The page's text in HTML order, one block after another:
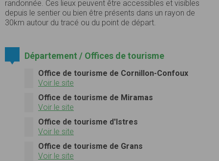
randonnée. Ces lieux peuvent être accessibles et visibles
depuis le sentier ou bien être présents dans un rayon de
30km autour du tracé ou du point de départ.
Département / Offices de tourisme
Office de tourisme de Cornillon-Confoux
Voir le site
Office de tourisme de Miramas
Voir le site
Office de tourisme d'Istres
Voir le site
Office de tourisme de Grans
Voir le site